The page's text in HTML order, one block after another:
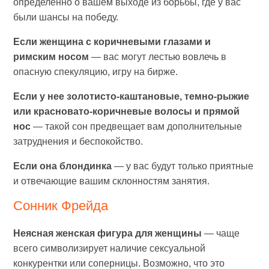
определенно о вашем выходе из борьбы, где у вас
были шансы на победу.
Если женщина с коричневыми глазами и
римским носом — вас могут лестью вовлечь в
опасную спекуляцию, игру на бирже.
Если у нее золотисто-каштановые, темно-рыжие
или красновато-коричневые волосы и прямой
нос — такой сон предвещает вам дополнительные
затруднения и беспокойство.
Если она блондинка — у вас будут только приятные
и отвечающие вашим склонностям занятия.
Сонник Фрейда
Неясная женская фигура для женщины — чаще
всего символизирует наличие сексуальной
конкурентки или соперницы. Возможно, что это